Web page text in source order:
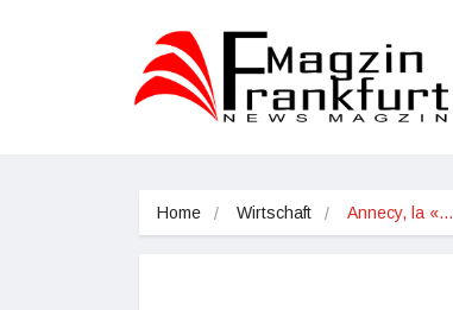
Home Wirtschaft Annecy, la «…